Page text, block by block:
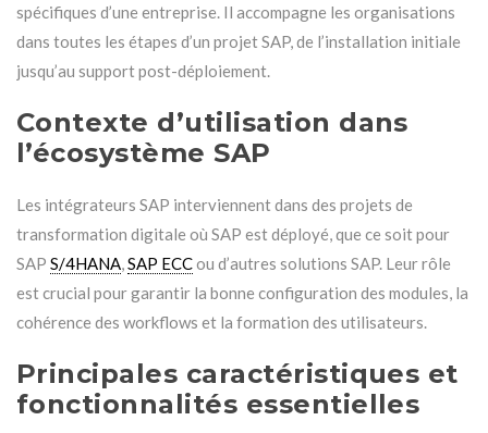
spécifiques d’une entreprise. Il accompagne les organisations
dans toutes les étapes d’un projet SAP, de l’installation initiale
jusqu’au support post-déploiement.
Contexte d’utilisation dans
l’écosystème SAP
Les intégrateurs SAP interviennent dans des projets de
transformation digitale où SAP est déployé, que ce soit pour
SAP S/4HANA SAP ECCou d’autres solutions SAP. Leur rôle
est crucial pour garantir la bonne configuration des modules, la
cohérence des workflows et la formation des utilisateurs.
Principales caractéristiques et
fonctionnalités essentielles